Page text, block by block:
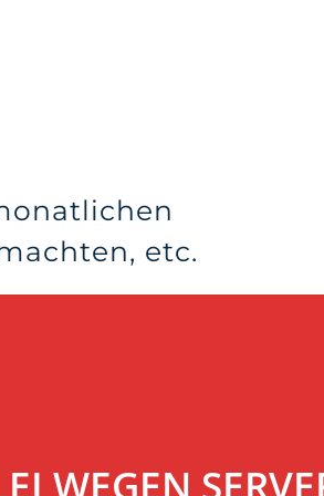
etc.
WEGEN